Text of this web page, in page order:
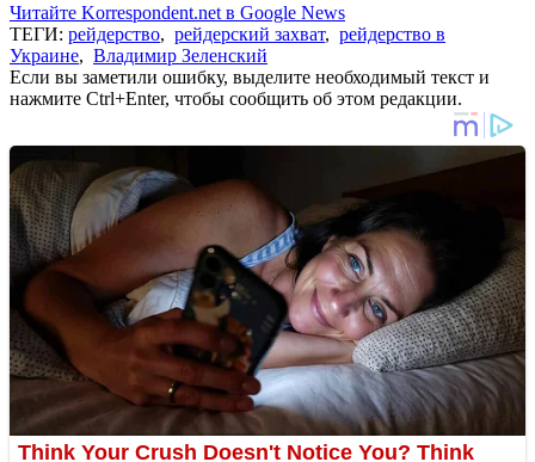
Читайте Korrespondent.net в Google News
ТЕГИ: рейдерство, рейдерский захват, рейдерство в
Украине, Владимир Зеленский
Если вы заметили ошибку, выделите необходимый текст и
нажмите Ctrl+Enter, чтобы сообщить об этом редакции.